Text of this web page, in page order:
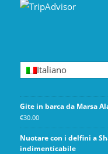
Italiano
Gite in barca da Marsa
€30.00
Nuotare con i delfini a
indimenticabile